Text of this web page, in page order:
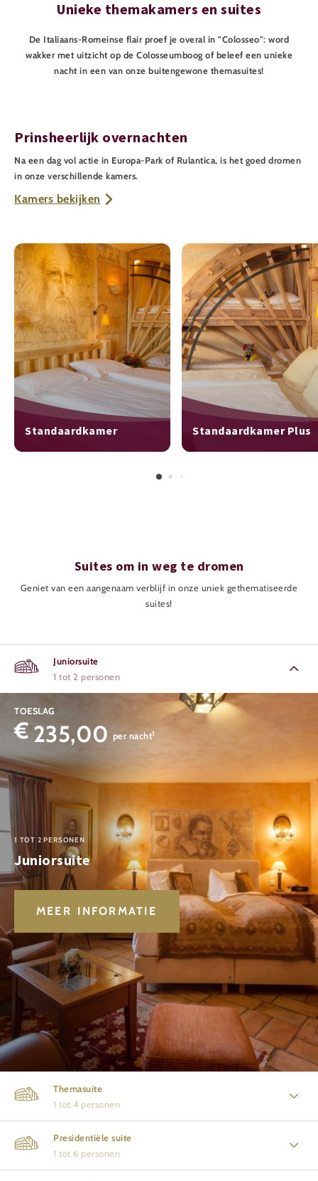
Unieke themakamers en suites
De Italiaans-Romeinse flair proef je overal in "Colosseo": word
wakker met uitzicht op de Colosseumboog of beleef een unieke
nacht in een van onze buitengewone themasuites!
Prinsheerlijk overnachten
Na een dag vol actie in Europa-Park of Rulantica, is het goed dromen
in onze verschillende kamers.
Kamers bekijken
Standaardkamer Standaardkamer Plus
Suites om in weg te dromen
Geniet van een aangenaam verblijf in onze uniek gethematiseerde
suites!
Juniorsuite
1 tot 2 personen
TOESLAG
235,00
€ per nacht1
1 TOT 2 PERSONEN
Juniorsuite
MEER INFORMATIE
Themasuite
1 tot 4 personen
Presidentiële suite
1 tot 6 personen